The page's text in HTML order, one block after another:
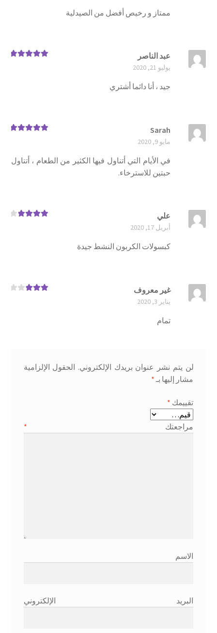
ممتاز و رخيص أفضل من الصيدلية
عبد الناصر
يوليو 21, 2020
جيد ، أنا دائما أشتري
Sarah
مايو 9, 2020
في الأيام التي أتناول فيها الكثير من الطعام ، أتناول
حبتين للاسترخاء.
علي
أبريل 17, 2020
كبسولات الكربون النشط جيدة
غير معروف
يناير 3, 2020
تمام
لن يتم نشر عنوان بريدك الإلكتروني. الحقول الإلزامية
مشار إليها بـ *
تقييمك *
مراجعتك *
الاسم
البريد الإلكتروني